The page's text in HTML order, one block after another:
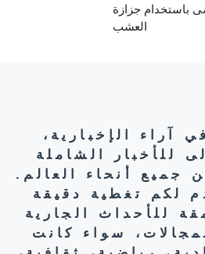
باستخدام جزازة
العشب
آراء الإخبارية،
للأخبار الشاملة
جميع أنحاء العالم.
لكم تغطية دقيقة
للأحداث الجارية
سواء كانت